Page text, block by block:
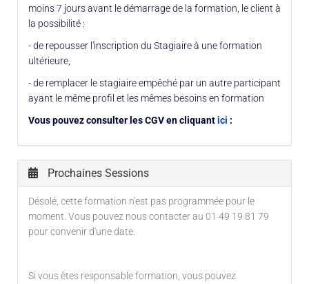
moins 7 jours avant le démarrage de la formation, le client à
la possibilité :
- de repousser l'inscription du Stagiaire à une formation
ultérieure,
- de remplacer le stagiaire empêché par un autre participant
ayant le même profil et les mêmes besoins en formation
Vous pouvez consulter les CGV en cliquantici :
Prochaines Sessions
Désolé, cette formation n'est pas programmée pour le
moment. Vous pouvez nous contacter au 01 49 19 81 79
pour convenir d'une date.
Si vous êtes responsable formation, vous pouvez